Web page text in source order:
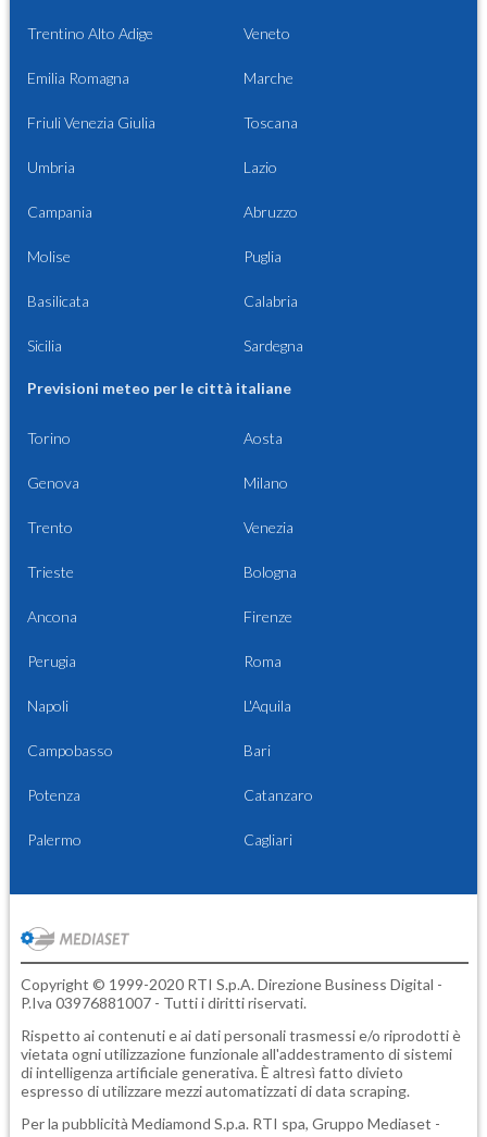
Trentino Alto Adige Veneto
Emilia Romagna Marche
Friuli Venezia Giulia Toscana
Umbria Lazio
Campania Abruzzo
Molise Puglia
Basilicata Calabria
Sicilia Sardegna
Previsioni meteo per le città italiane
Torino Aosta
Genova Milano
Trento Venezia
Trieste Bologna
Ancona Firenze
Perugia Roma
Napoli L'Aquila
Campobasso Bari
Potenza Catanzaro
Palermo Cagliari
Copyright © 1999-2020 RTI S.p.A. Direzione Business Digital -
P.Iva 03976881007 - Tutti i diritti riservati.
Rispetto ai contenuti e ai dati personali trasmessi e/o riprodotti è
vietata ogni utilizzazione funzionale all'addestramento di sistemi
di intelligenza artificiale generativa. È altresì fatto divieto
espresso di utilizzare mezzi automatizzati di data scraping.
Per la pubblicità Mediamond S.p.a. RTI spa, Gruppo Mediaset -